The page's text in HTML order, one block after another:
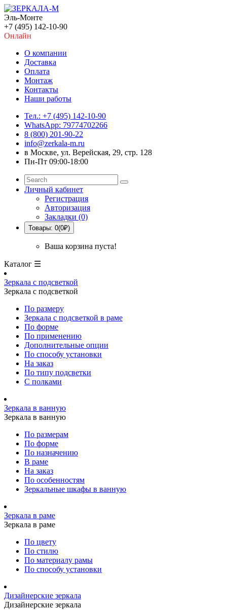
Эль-Монте
+7 (495) 142-10-90
Онлайн
О компании
Доставка
Оплата
Монтаж
Контакты
Наши работы
Тел.: +7 (495) 142-10-90
WhatsApp: 79774702266
8 (800) 201-90-22
info@zerkala-m.ru
в Москве, ул. Верейская, 29, стр. 128
Пн-Пт 09:00-18:00
Личный кабинет
Регистрация
Авторизация
Закладки (0)
Товары: 0(0₽)
Ваша корзина пуста!
Каталог ☰
Зеркала с подсветкой
Зеркала с подсветкой
По размеру
Зеркала с подсветкой в раме
По форме
По применению
Дополнительные опции
По способу установки
На заказ
По типу подсветки
С полками
Зеркала в ванную
Зеркала в ванную
По размерам
По форме
По назначению
В раме
На заказ
По особенностям
Зеркальные шкафы в ванную
Зеркала в раме
Зеркала в раме
По цвету
По стилю
По материалу рамы
По способу установки
Дизайнерские зеркала
Дизайнерские зеркала